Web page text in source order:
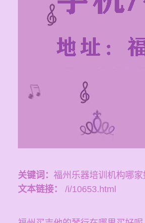
关键词： 福州乐器培训机构哪
文本链接：
/i/10653.html